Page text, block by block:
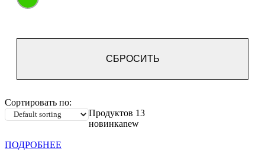
СБРОСИТЬ
Сортировать по:
Продуктов 13
новинкаnew
ПОДРОБНЕЕ